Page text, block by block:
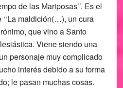
de las Mariposas’’. Es el
maldición(…), un cura
que vino a Santo
Viene siendo una
personaje muy complicado
interés debido a su forma
le pasan muchas cosas.